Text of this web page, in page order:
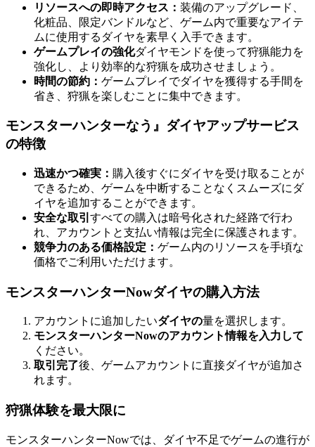
リソースへの即時アクセス： 装備のアップグレード、
化粧品、限定バンドルなど、ゲーム内で重要なアイテ
ムに使用するダイヤを素早く入手できます。
ゲームプレイの強化ダイヤモンドを使って狩猟能力を
強化し、より効率的な狩猟を成功させましょう。
時間の節約： ゲームプレイでダイヤを獲得する手間を
省き、狩猟を楽しむことに集中できます。
モンスターハンターなう』ダイヤアップサービス
の特徴
迅速かつ確実： 購入後すぐにダイヤを受け取ることが
できるため、ゲームを中断することなくスムーズにダ
イヤを追加することができます。
安全な取引 すべての購入は暗号化された経路で行わ
れ、アカウントと支払い情報は完全に保護されます。
競争力のある価格設定： ゲーム内のリソースを手頃な
価格でご利用いただけます。
モンスターハンターNowダイヤの購入方法
アカウントに追加したいダイヤの量を選択します。
モンスターハンターNowのアカウント情報を入力して
ください。
取引完了後、ゲームアカウントに直接ダイヤが追加さ
れます。
狩猟体験を最大限に
モンスターハンターNowでは、ダイヤ不足でゲームの進行が